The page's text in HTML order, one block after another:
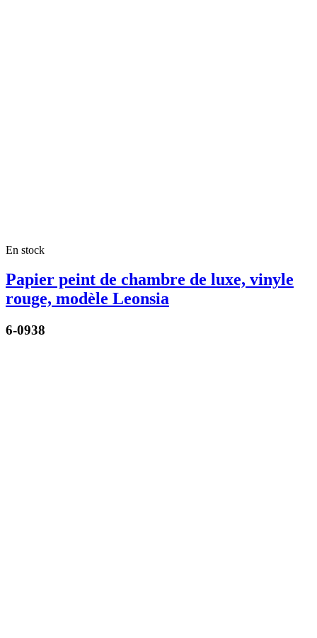
En stock
Papier peint de chambre de luxe, vinyle
rouge, modèle Leonsia
6-0938